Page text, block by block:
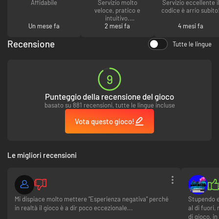
Affidabile
Un mese fa
Servizio molto
veloce, pratico e
intuitivo.
2 mesi fa
Servizio eccellente il
codice è arrio
4 mesi fa
Recensione Tutte le lingue
9
Punteggio della recensione del gioco
basato su 881 recensioni, tutte le lingue incluse
Vota questo gioco!
Le migliori recensioni
Mi dispiace molto mettere "Esperienza negativa" perché
in realtà il gioco è a dir poco eccezionale...
Stupendo
al di fuori,
di gioco,